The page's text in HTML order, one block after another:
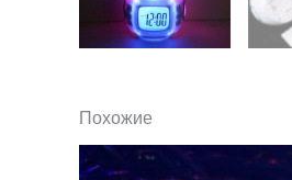
Похожие